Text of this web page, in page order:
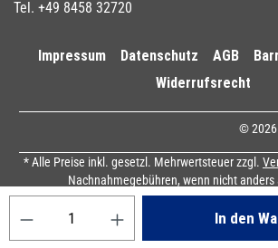
In den
Tel. +49 8458 32720
Impressum Datenschutz AGB
Widerrufsrecht
© 2026
* Alle Preise inkl. gesetzl. Mehrwertsteuer zzgl.
Nachnahmegebühren, wenn nicht anders